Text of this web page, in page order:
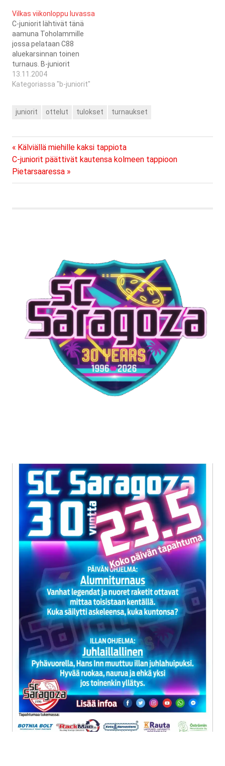
Vilkas viikonloppu luvassa
C-juniorit lähtivät tänä
aamuna Toholammille
jossa pelataan C88
aluekarsinnan toinen
turnaus. B-juniorit
matkustavat Kauhajoelle
jossa b-junioreiden
pelaavat tänään Vaasan
13.11.2004
Kategoriassa "b-juniorit"
juniorit ottelut tulokset turnaukset
Artikkelien
selaus
Previous
Post:
Kälviällä miehille kaksi tappiota
Next
Post:
C-juniorit päättivät kautensa kolmeen tappioon
Pietarsaaressa